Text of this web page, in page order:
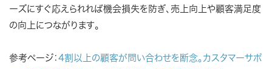
ーズにすぐ応えられれば機会損失を防ぎ、売上向上や顧客満足度
の向上につながります。
参考ページ： 4割以上の顧客が問い合わせを断念。カスタマーサポ